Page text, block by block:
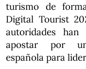
turismo de
Digital Tourist
autoridades han
apostar por
española para